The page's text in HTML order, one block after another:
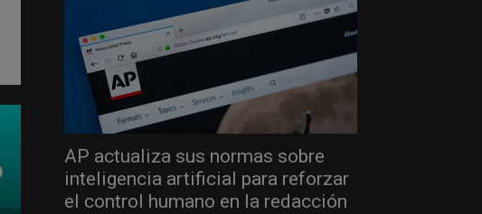
AP actualiza sus normas sobre
inteligencia artificial para reforzar
el control humano en la redacción